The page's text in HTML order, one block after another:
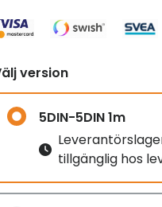
version
5DIN-5DIN 1m
tillgänglig hos